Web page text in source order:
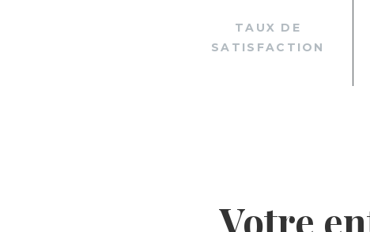
TAUX DE
SATISFACTION
Votre